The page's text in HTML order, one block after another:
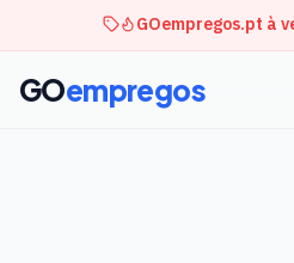
GOempregos.pt à
GOempregos